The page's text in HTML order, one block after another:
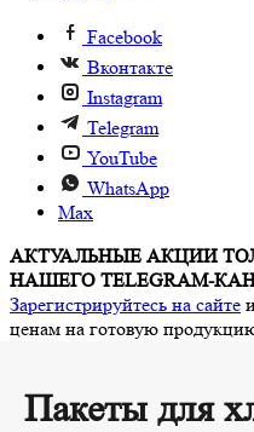
Facebook
Вконтакте
Instagram
Telegram
YouTube
WhatsApp
Max
АКТУАЛЬНЫЕ АКЦИИ
НАШЕГО TELEGRAM-
Зарегистрируйтесь на сайте
ценам на готовую
Пакеты для